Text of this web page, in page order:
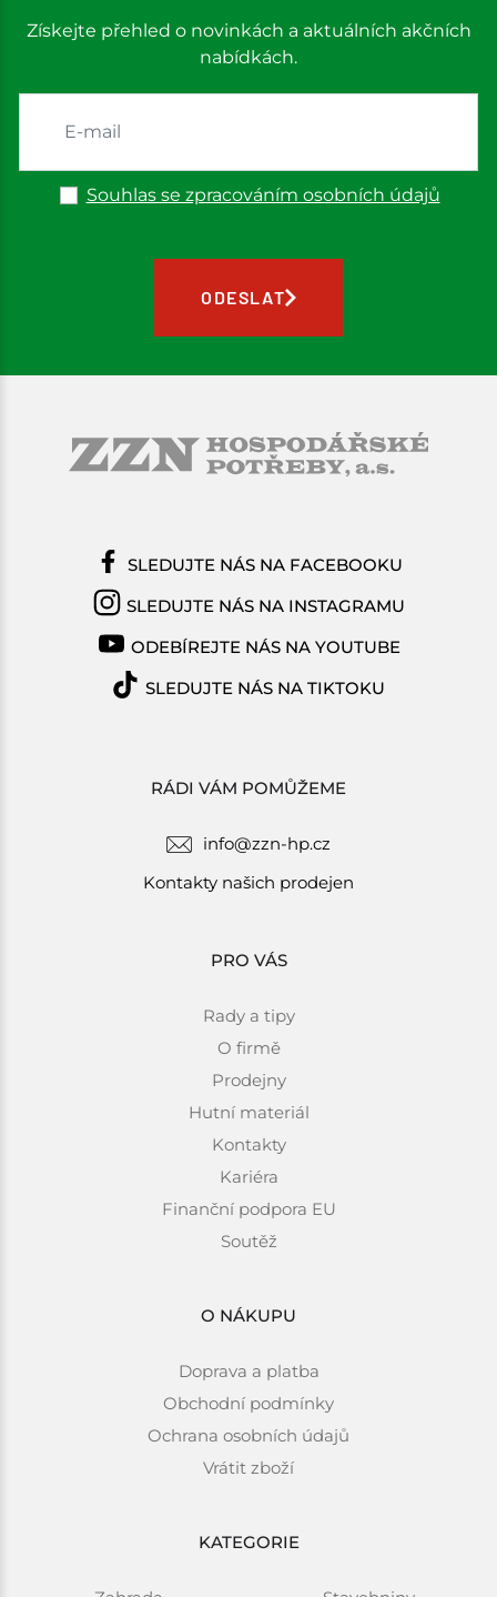
Získejte přehled o novinkách a aktuálních akčních
nabídkách.
Souhlas se zpracováním osobních údajů
ODESLAT
RÁDI VÁM POMŮŽEME
info@zzn-hp.cz
Kontakty našich prodejen
PRO VÁS
Rady a tipy
O firmě
Prodejny
Hutní materiál
Kontakty
Kariéra
Finanční podpora EU
Soutěž
O NÁKUPU
Doprava a platba
Obchodní podmínky
Ochrana osobních údajů
Vrátit zboží
KATEGORIE
SLEDUJTE NÁS NA FACEBOOKU
SLEDUJTE NÁS NA INSTAGRAMU
ODEBÍREJTE NÁS NA YOUTUBE
SLEDUJTE NÁS NA TIKTOKU